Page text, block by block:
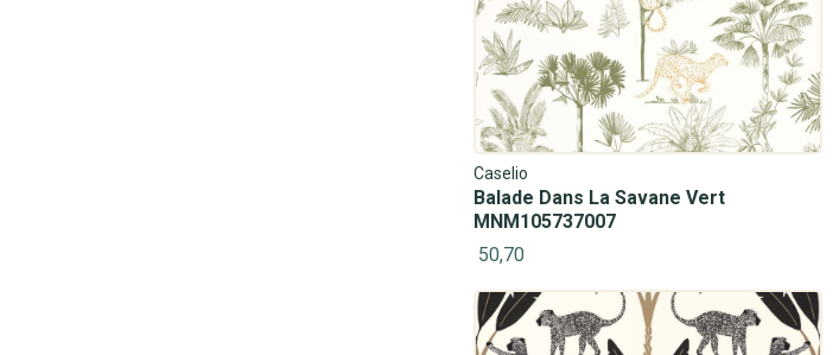
Caselio
Balade Dans La Savane Vert
MNM105737007
50,70